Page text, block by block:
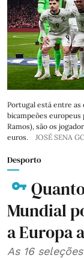
Portugal está entre as
bicampeões europeus
Ramos), são os
euros.
JOSÉ SENA
Desporto
Mundial
a Europa
As 16